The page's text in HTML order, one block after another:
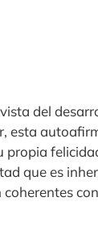
del
esta
propia
que es